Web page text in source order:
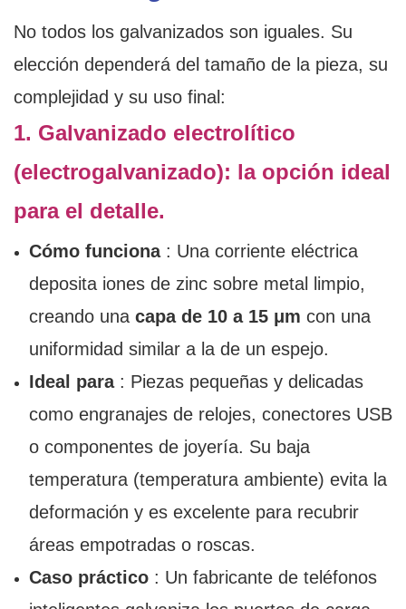
No todos los galvanizados son iguales. Su
elección dependerá del tamaño de la pieza, su
complejidad y su uso final:
1. Galvanizado electrolítico
(electrogalvanizado): la opción ideal
para el detalle.
Cómo funciona: Una corriente eléctrica
deposita iones de zinc sobre metal limpio,
creando una capa de 10 a 15 μm con una
uniformidad similar a la de un espejo.
Ideal para: Piezas pequeñas y delicadas
como engranajes de relojes, conectores USB
o componentes de joyería. Su baja
temperatura (temperatura ambiente) evita la
deformación y es excelente para recubrir
áreas empotradas o roscas.
Caso práctico: Un fabricante de teléfonos